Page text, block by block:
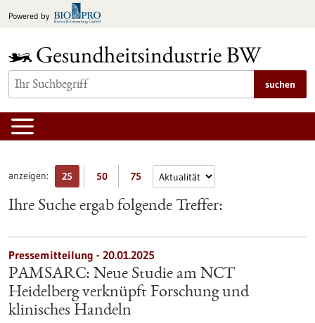
Inhalt
Powered by
suchen
anzeigen: 25 50 75
Ihre Suche ergab folgende Treffer:
Pressemitteilung - 20.01.2025
PAMSARC: Neue Studie am NCT
Heidelberg verknüpft Forschung und
klinisches Handeln